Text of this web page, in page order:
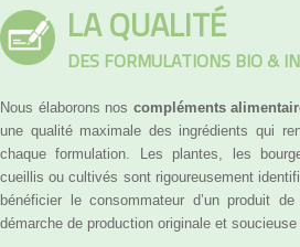
LA QUALITÉ
DES FORMULATIONS BIO &
Nous élaborons nos compléments
une qualité maximale des ingrédients qui
chaque formulation. Les plantes, les
cueillis ou cultivés sont rigoureusement
bénéficier le consommateur d’un produit
démarche de production originale et soucieuse